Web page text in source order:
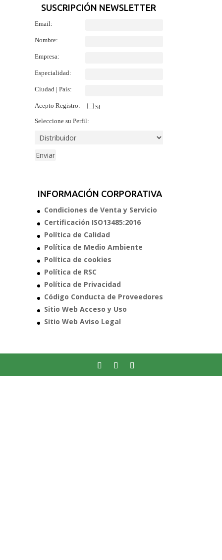
SUSCRIPCIÓN NEWSLETTER
Email:
Nombre:
Empresa:
Especialidad:
Ciudad | País:
Acepto Registro:
Si
Seleccione su Perfil:
INFORMACIÓN CORPORATIVA
Condiciones de Venta y Servicio
Certificación ISO13485:2016
Política de Calidad
Política de Medio Ambiente
Política de cookies
Política de RSC
Política de Privacidad
Código Conducta de Proveedores
Sitio Web Acceso y Uso
Sitio Web Aviso Legal